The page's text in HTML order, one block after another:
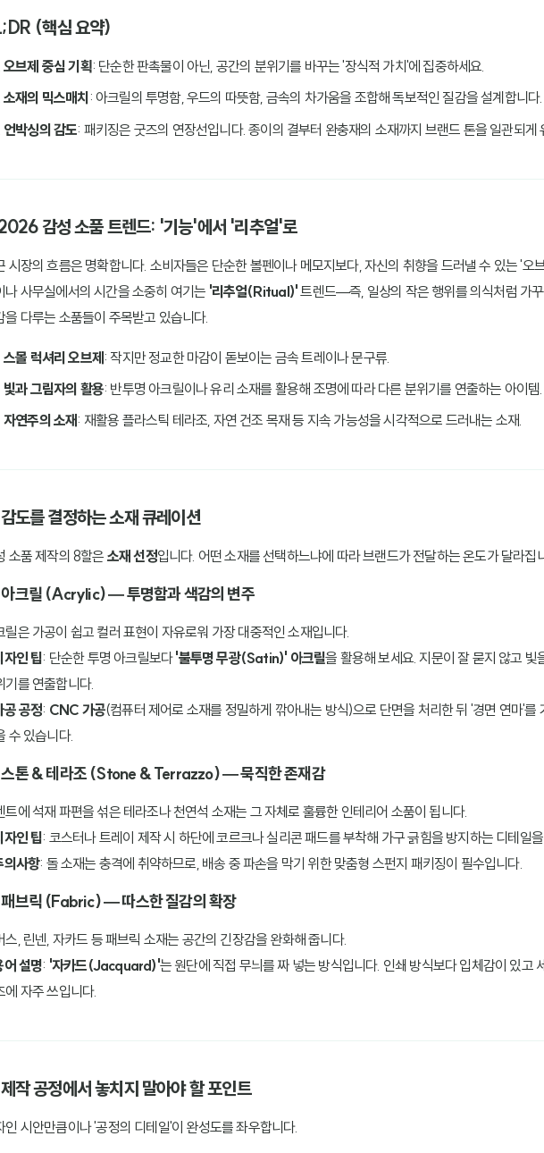
(핵심 요약)
오브제 중심 기획: 단순한 판촉물이 아닌, 공간의 분위기를 바꾸는 '장식적 가치'에 집중하세요.
소재의 믹스매치 : 아크릴의 투명함, 우드의 따뜻함, 금속의 차가움을 조합해 독보적인 질감을 설계합니다.
언박싱의 감도: 패키징은 굿즈의 연장선입니다. 종이의 결부터 완충재의 소재까지 브랜드 톤을 일관되게
감성 소품 트렌드: '기능'에서 '리추얼'로
시장의 흐름은 명확합니다. 소비자들은 단순한 볼펜이나 메모지보다, 자신의 취향을 드러낼 수 있는 '오
나 사무실에서의 시간을 소중히 여기는 '리추얼(Ritual)'트렌드—즉, 일상의 작은 행위를 의식처럼 가
을 다루는 소품들이 주목받고 있습니다.
스몰 럭셔리 오브제: 작지만 정교한 마감이 돋보이는 금속 트레이나 문구류.
빛과 그림자의 활용: 반투명 아크릴이나 유리 소재를 활용해 조명에 따라 다른 분위기를 연출하는 아이템.
자연주의 소재 : 재활용 플라스틱 테라조, 자연 건조 목재 등 지속 가능성을 시각적으로 드러내는 소재.
도를 결정하는 소재 큐레이션
소품 제작의 8할은소재 선정입니다. 어떤 소재를 선택하느냐에 따라 브랜드가 전달하는 온도가 달라집
크릴 (Acrylic) — 투명함과 색감의 변주
릴은 가공이 쉽고 컬러 표현이 자유로워 가장 대중적인 소재입니다.
자인 팁: 단순한 투명 아크릴보다'불투명 무광(Satin)' 아크릴을 활용해 보세요. 지문이 잘 묻지 않고
기를 연출합니다.
공 공정: CNC 가공(컴퓨터 제어로 소재를 정밀하게 깎아내는 방식)으로 단면을 처리한 뒤 '경면 연마'를
수 있습니다.
톤 & 테라조 (Stone & Terrazzo) — 묵직한 존재감
트에 석재 파편을 섞은 테라조나 천연석 소재는 그 자체로 훌륭한 인테리어 소품이 됩니다.
자인 팁: 코스터나 트레이 제작 시 하단에 코르크나 실리콘 패드를 부착해 가구 긁힘을 방지하는 디테일
의사항: 돌 소재는 충격에 취약하므로, 배송 중 파손을 막기 위한 맞춤형 스펀지 패키징이 필수입니다.
브릭 (Fabric) — 따스한 질감의 확장
스, 린넨, 자카드 등 패브릭 소재는 공간의 긴장감을 완화해 줍니다.
어 설명: '자카드(Jacquard)'는 원단에 직접 무늬를 짜 넣는 방식입니다. 인쇄 방식보다 입체감이 있고
에 자주 쓰입니다.
작 공정에서 놓치지 말아야 할 포인트
인 시안만큼이나 '공정의 디테일'이 완성도를 좌우합니다.